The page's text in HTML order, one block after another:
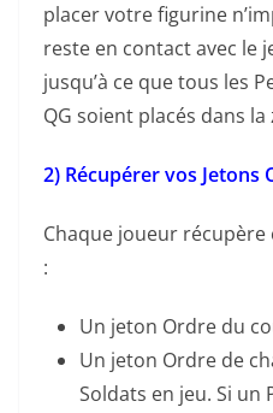
placer votre figurine
reste en contact avec le
jusqu’à ce que tous les
QG soient placés dans la
2) Récupérer vos Jetons
Chaque joueur
:
Un jeton Ordre du
Un jeton Ordre de
Soldats en jeu. Si un